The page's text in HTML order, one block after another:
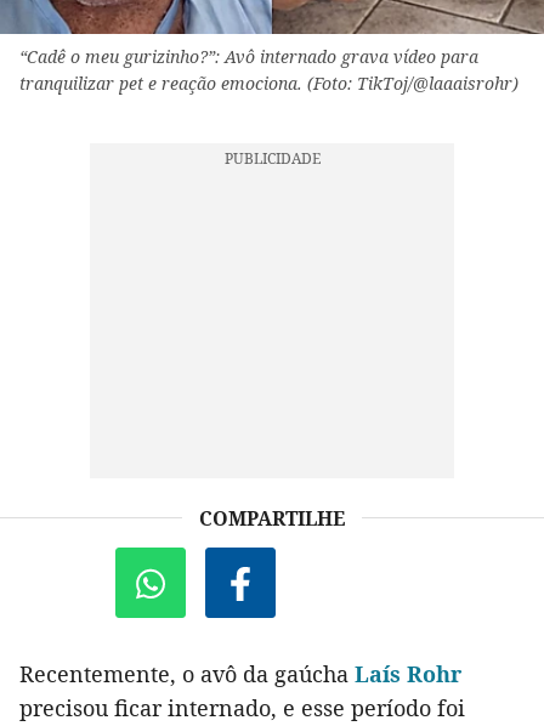
“Cadê o meu gurizinho?”: Avô internado grava vídeo para
tranquilizar pet e reação emociona. (Foto: TikToj/@laaaisrohr)
COMPARTILHE
Recentemente, o avô da gaúcha Laís Rohr
precisou ficar internado, e esse período foi